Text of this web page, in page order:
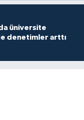
üniversite
denetimler arttı